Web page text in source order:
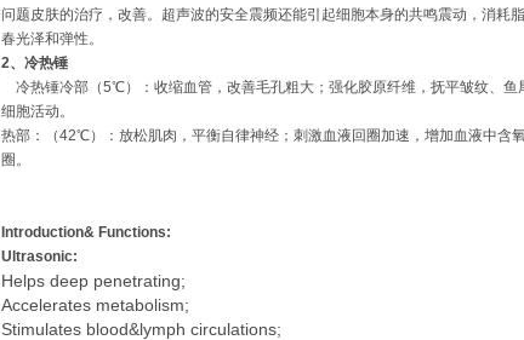
问题皮肤的治疗，改善。超声波的安全震频还能引起细胞本身的共鸣震动，消耗
春光泽和弹性。
2、冷热锤
冷热锤冷部（5℃）：收缩血管，改善毛孔粗大；强化胶原纤维，抚平皱纹、
细胞活动。
热部：（42℃）：放松肌肉，平衡自律神经；刺激血液回圈加速，增加血液中含
圈。
Introduction& Functions:
Ultrasonic:
Helps deep penetrating;
Accelerates metabolism;
Stimulates blood&lymph circulations;